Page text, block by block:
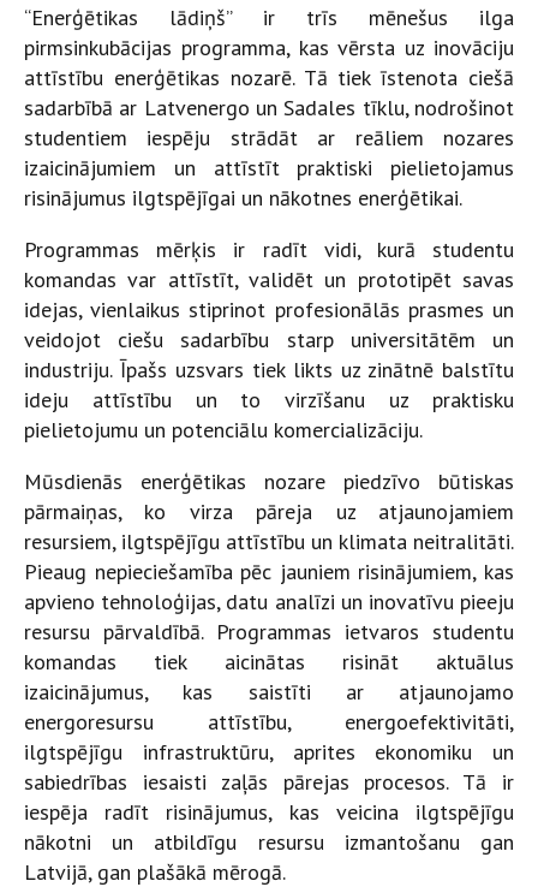
“Enerģētikas lādiņš” ir trīs mēnešus ilga
pirmsinkubācijas programma, kas vērsta uz inovāciju
attīstību enerģētikas nozarē. Tā tiek īstenota ciešā
sadarbībā ar Latvenergo un Sadales tīklu, nodrošinot
studentiem iespēju strādāt ar reāliem nozares
izaicinājumiem un attīstīt praktiski pielietojamus
risinājumus ilgtspējīgai un nākotnes enerģētikai.
Programmas mērķis ir radīt vidi, kurā studentu
komandas var attīstīt, validēt un prototipēt savas
idejas, vienlaikus stiprinot profesionālās prasmes un
veidojot ciešu sadarbību starp universitātēm un
industriju. Īpašs uzsvars tiek likts uz zinātnē balstītu
ideju attīstību un to virzīšanu uz praktisku
pielietojumu un potenciālu komercializāciju.
Mūsdienās enerģētikas nozare piedzīvo būtiskas
pārmaiņas, ko virza pāreja uz atjaunojamiem
resursiem, ilgtspējīgu attīstību un klimata neitralitāti.
Pieaug nepieciešamība pēc jauniem risinājumiem, kas
apvieno tehnoloģijas, datu analīzi un inovatīvu pieeju
resursu pārvaldībā. Programmas ietvaros studentu
komandas tiek aicinātas risināt aktuālus
izaicinājumus, kas saistīti ar atjaunojamo
energoresursu attīstību, energoefektivitāti,
ilgtspējīgu infrastruktūru, aprites ekonomiku un
sabiedrības iesaisti zaļās pārejas procesos. Tā ir
iespēja radīt risinājumus, kas veicina ilgtspējīgu
nākotni un atbildīgu resursu izmantošanu gan
Latvijā, gan plašākā mērogā.